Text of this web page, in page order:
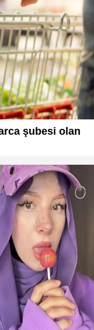
şubesi olan